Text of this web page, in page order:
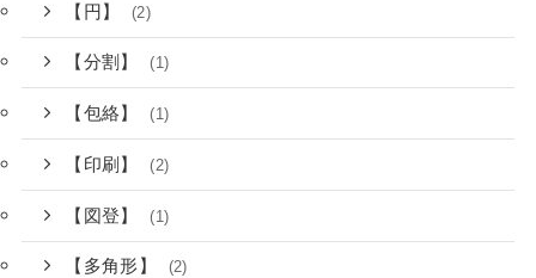
【円】 (2)
【分割】 (1)
【包絡】 (1)
【印刷】 (2)
【図登】 (1)
【多角形】 (2)